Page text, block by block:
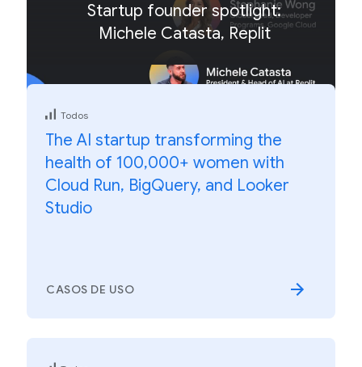
Startup founder spotlight:
Michele Catasta, Replit
Todos
The AI startup transforming the
health of 100,000+ women with
Cloud Run, BigQuery, and Looker
Studio
CASOS DE USO